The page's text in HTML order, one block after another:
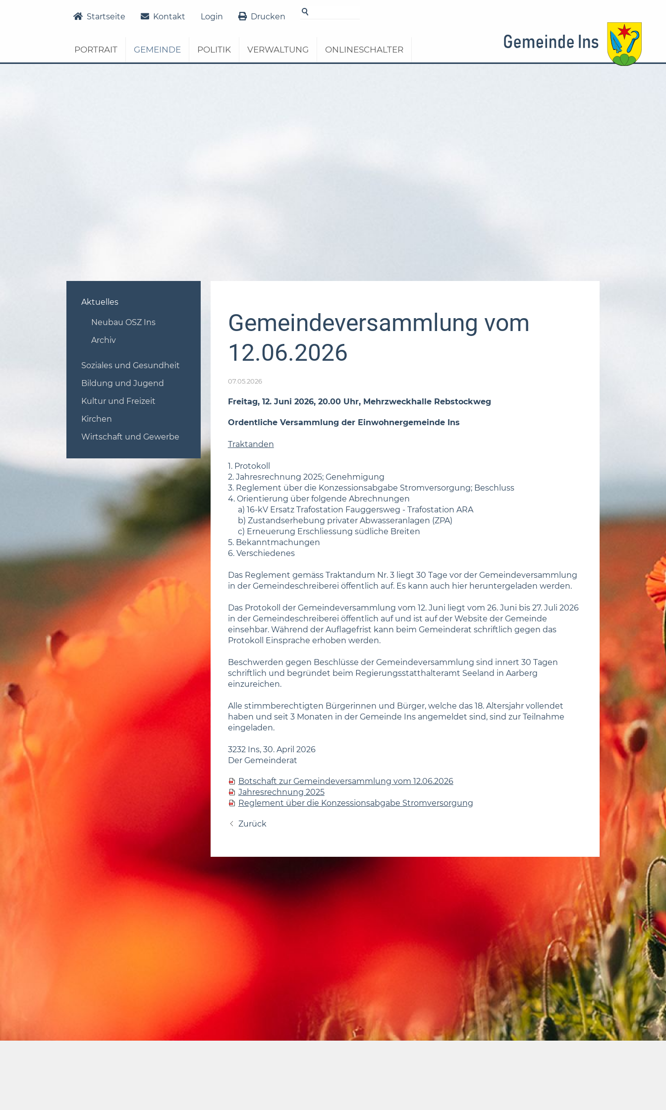
Startseite Kontakt Login Drucken
PORTRAIT GEMEINDE POLITIK VERWALTUNG ONLINESCHALTER
Startseite Aktuelle Meldungen
Aktuelles
Neubau OSZ Ins
Archiv
Soziales und Gesundheit
Bildung und Jugend
Kultur und Freizeit
Kirchen
Wirtschaft und Gewerbe
Gemeindeversammlung vom
12.06.2026
07.05.2026
Freitag, 12. Juni 2026, 20.00 Uhr, Mehrzweckhalle Rebstockweg
Ordentliche Versammlung der Einwohnergemeinde Ins
Traktanden
1. Protokoll
2. Jahresrechnung 2025; Genehmigung
3. Reglement über die Konzessionsabgabe Stromversorgung; Beschluss
4. Orientierung über folgende Abrechnungen
a) 16-kV Ersatz Trafostation Fauggersweg - Trafostation ARA
b) Zustandserhebung privater Abwasseranlagen (ZPA)
c) Erneuerung Erschliessung südliche Breiten
5. Bekanntmachungen
6. Verschiedenes
Das Reglement gemäss Traktandum Nr. 3 liegt 30 Tage vor der Gemeindeversammlung
in der Gemeindeschreiberei öffentlich auf. Es kann auch hier heruntergeladen werden.
Das Protokoll der Gemeindeversammlung vom 12. Juni liegt vom 26. Juni bis 27. Juli 2026
in der Gemeindeschreiberei öffentlich auf und ist auf der Website der Gemeinde
einsehbar. Während der Auflagefrist kann beim Gemeinderat schriftlich gegen das
Protokoll Einsprache erhoben werden.
Beschwerden gegen Beschlüsse der Gemeindeversammlung sind innert 30 Tagen
schriftlich und begründet beim Regierungsstatthalteramt Seeland in Aarberg
einzureichen.
Alle stimmberechtigten Bürgerinnen und Bürger, welche das 18. Altersjahr vollendet
haben und seit 3 Monaten in der Gemeinde Ins angemeldet sind, sind zur Teilnahme
eingeladen.
3232 Ins, 30. April 2026
Der Gemeinderat
Botschaft zur Gemeindeversammlung vom 12.06.2026
Jahresrechnung 2025
Reglement über die Konzessionsabgabe Stromversorgung
Zurück